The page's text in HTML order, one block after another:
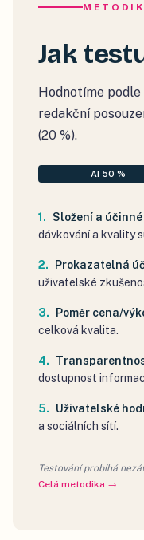
Jak
Hodnotíme
redakční
(20 %).
AI 50 %
Složení a
dávkování a kvality
Prokazatelná
uživatelské
Poměr cena/
celková kvalita.
dostupnost
Uživatelské
a sociálních sítí.
Testování probíhá
Celá metodika →